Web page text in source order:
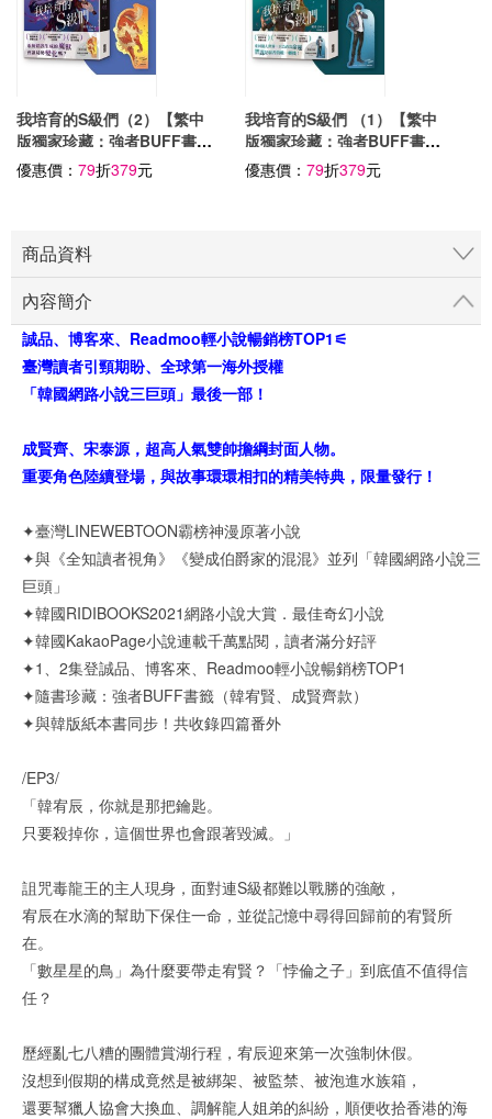
我培育的S級們（2）【繁中
版獨家珍藏：強者BUFF書籤
–魔獸和平】
優惠價： 79折379元
我培育的S級們 （1）【繁中
版獨家珍藏：強者BUFF書籤
–獵人韓宥辰】
優惠價：79折379元
商品資料
內容簡介
誠品、博客來、Readmoo輕小說暢銷榜TOP1⚟
臺灣讀者引頸期盼、全球第一海外授權
「韓國網路小說三巨頭」最後一部！
成賢齊、宋泰源，超高人氣雙帥擔綱封面人物。
重要角色陸續登場，與故事環環相扣的精美特典，限量發行！
✦臺灣LINEWEBTOON霸榜神漫原著小說
✦與《全知讀者視角》《變成伯爵家的混混》並列「韓國網路小說三
巨頭」
✦韓國RIDIBOOKS2021網路小說大賞．最佳奇幻小說
✦韓國KakaoPage小說連載千萬點閱，讀者滿分好評
✦1、2集登誠品、博客來、Readmoo輕小說暢銷榜TOP1
✦隨書珍藏：強者BUFF書籤（韓宥賢、成賢齊款）
✦與韓版紙本書同步！共收錄四篇番外
/EP3/
「韓宥辰，你就是那把鑰匙。
只要殺掉你，這個世界也會跟著毀滅。」
詛咒毒龍王的主人現身，面對連S級都難以戰勝的強敵，
宥辰在水滴的幫助下保住一命，並從記憶中尋得回歸前的宥賢所
在。
「數星星的鳥」為什麼要帶走宥賢？「悖倫之子」到底值不值得信
任？
歷經亂七八糟的團體賞湖行程，宥辰迎來第一次強制休假。
沒想到假期的構成竟然是被綁架、被監禁、被泡進水族箱，
還要幫獵人協會大換血、調解龍人姐弟的糾紛，順便收拾香港的海